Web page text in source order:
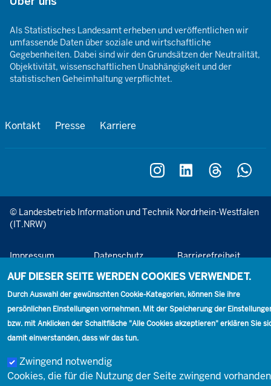
Als Statistisches Landesamt erheben und veröffentlichen wir
umfassende Daten über soziale und wirtschaftliche
Gegebenheiten. Dabei sind wir den Grundsätzen der Neutralität,
Objektivität, wissenschaftlichen Unabhängigkeit und der
statistischen Geheimhaltung verpflichtet.
Footer
Kontakt Presse Karriere
Impressum
© Landesbetrieb Information und Technik Nordrhein-Westfalen
(IT.NRW)
Impressum Datenschutz
Barrierefreiheit
Netiquette
AUF DIESER SEITE WERDEN COOKIES VERWENDET.
Durch Auswahl der gewünschten Cookie-Kategorien, können Sie ihre
persönlichen Einstellungen vornehmen. Mit der Speicherung der
bzw. mit Anklicken der Schaltfläche "Alle Cookies akzeptieren" erklären Sie
damit einverstanden, dass wir das tun.
Zwingend notwendig
Cookies, die für die Nutzung der Seite zwingend vorhanden